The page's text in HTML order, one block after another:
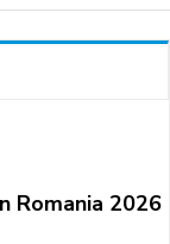
Romania 2026